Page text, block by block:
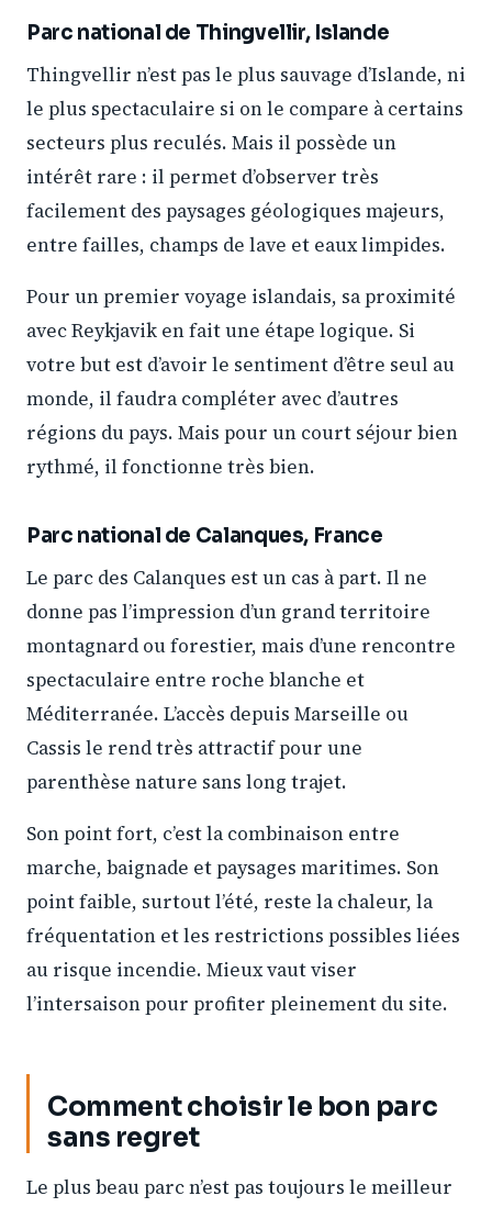
Parc national de Thingvellir, Islande
Thingvellir n’est pas le plus sauvage d’Islande, ni
le plus spectaculaire si on le compare à certains
secteurs plus reculés. Mais il possède un
intérêt rare : il permet d’observer très
facilement des paysages géologiques majeurs,
entre failles, champs de lave et eaux limpides.
Pour un premier voyage islandais, sa proximité
avec Reykjavik en fait une étape logique. Si
votre but est d’avoir le sentiment d’être seul au
monde, il faudra compléter avec d’autres
régions du pays. Mais pour un court séjour bien
rythmé, il fonctionne très bien.
Parc national de Calanques, France
Le parc des Calanques est un cas à part. Il ne
donne pas l’impression d’un grand territoire
montagnard ou forestier, mais d’une rencontre
spectaculaire entre roche blanche et
Méditerranée. L’accès depuis Marseille ou
Cassis le rend très attractif pour une
parenthèse nature sans long trajet.
Son point fort, c’est la combinaison entre
marche, baignade et paysages maritimes. Son
point faible, surtout l’été, reste la chaleur, la
fréquentation et les restrictions possibles liées
au risque incendie. Mieux vaut viser
l’intersaison pour profiter pleinement du site.
Comment choisir le bon parc
sans regret
Le plus beau parc n’est pas toujours le meilleur